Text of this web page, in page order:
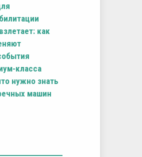
как
класса
нужно знать
машин